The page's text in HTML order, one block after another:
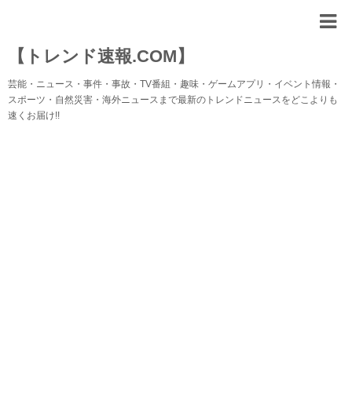
【トレンド速報.COM】
芸能・ニュース・事件・事故・TV番組・趣味・ゲームアプリ・イベント情報・
スポーツ・自然災害・海外ニュースまで最新のトレンドニュースをどこよりも
速くお届け!!